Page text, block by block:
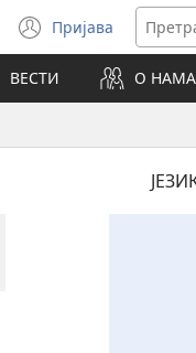
Пријава
(отвара
нови
прозор)
ВЕСТИ О НАМА